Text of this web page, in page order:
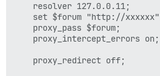
    resolver 127.0.0.11;
set $forum "http://
    proxy_pass $forum;
    proxy_intercept_errors on;
    proxy_redirect off;